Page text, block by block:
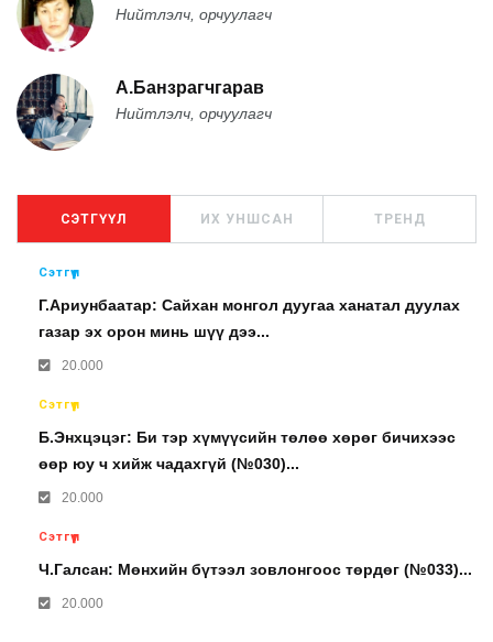
Нийтлэлч, орчуулагч
А.Банзрагчгарав
Нийтлэлч, орчуулагч
СЭТГҮҮЛ ИХ УНШСАН ТРЕНД
Сэтгүүл
Г.Ариунбаатар: Сайхан монгол дуугаа ханатал дуулах
газар эх орон минь шүү дээ...
20.000
Сэтгүүл
Б.Энхцэцэг: Би тэр хүмүүсийн төлөө хөрөг бичихээс
өөр юу ч хийж чадахгүй (№030)...
20.000
Сэтгүүл
Ч.Галсан: Мөнхийн бүтээл зовлонгоос төрдөг (№033)...
20.000